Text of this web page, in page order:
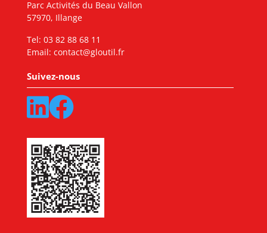
Parc Activités du Beau Vallon
57970, Illange
Tel: 03 82 88 68 11
Email: contact@gloutil.fr
Suivez-nous